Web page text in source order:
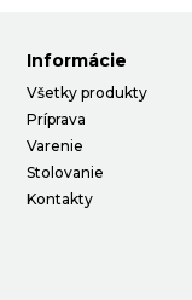
Informácie
Všetky produkty
Príprava
Varenie
Stolovanie
Kontakty